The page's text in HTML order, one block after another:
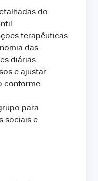
do
terapêuticas
das
diárias.
e ajustar
conforme
para
sociais e